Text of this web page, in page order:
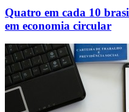
Quatro em cada 10
em economia circular